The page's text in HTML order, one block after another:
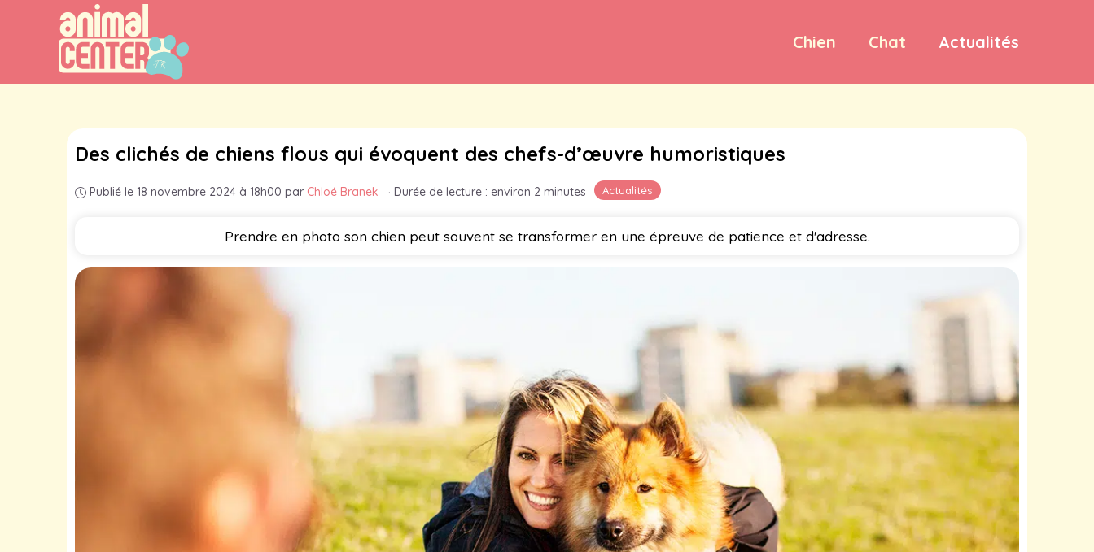
Chien Chat Actualités
Actualités
Des clichés de chiens flous qui évoquent des chefs-d’œuvre humoristiques
Publié le 18 novembre 2024 à 18h00 par Chloé Branek · Durée de lecture : environ 2 minutes
Prendre en photo son chien peut souvent se transformer en une épreuve de patience et d'adresse.